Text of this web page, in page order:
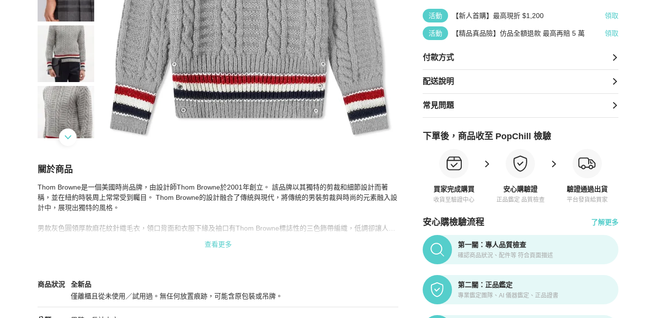
活動 【新人首購】最高現折 $1,200 領取
活動 【精品真品險】仿品全額退款 最高再賠 5 萬 領取
付款方式
配送說明
常見問題
下單後，商品收至 PopChill 檢驗
買家完成購買
收貨至驗證中心
安心購驗證
正品鑑定 品質檢查
驗證通過出貨
平台發貨給買家
安心購檢驗流程 了解更多
PopChill拍拍圈正品驗證、安心購檢驗流程介紹
第一關：專人品質檢查
確認商品狀況、配件等 符合頁面描述
第二關：正品鑑定
專業鑑定團隊、AI 儀器鑑定、正品證書
關於商品
關於Thom Browne 灰色圓領麻花紋針織毛衣 學院風經典三色飾帶 尺寸2 女生可當oversized商品詳情與購買須知
Thom Browne是一個美國時尚品牌，由設計師Thom Browne於2001年創立。 該品牌以其獨特的剪裁和細節設計而著
稱，並在紐約時裝周上常常受到矚目。 Thom Browne的設計融合了傳統與現代，將傳統的男裝剪裁與時尚的元素融入設
計中，展現出獨特的風格。
男款灰色圓領厚款麻花紋針織毛衣，領口背面和衣服下緣及袖口有Thom Browne標誌性的三色飾帶編織，低調卻讓人無
尺寸2，肩寬42cm 胸寬47cm 衣長從肩線量61cm，針織毛衣彈性較大，女生可當oversized毛衣穿搭。
有問題請提問，別處也有賣場，請勿直接下標，請先提問確認商品還在。
查看更多
商品狀況
Thom Browne男裝
全新品
僅離櫃且從未使用／試用過。無任何放置痕跡，可能含原包裝或吊牌。
全新品